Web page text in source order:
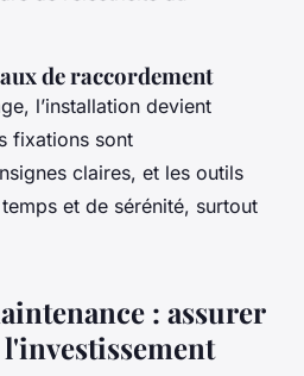
de raccordement
l’installation devient
fixations sont
claires, et les outils
et de sérénité, surtout
: assurer